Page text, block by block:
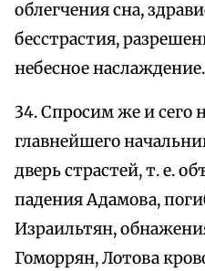
облегчения сна,
бесстрастия,
небесное наслаждение.
34. Спросим же и сего
главнейшего
дверь страстей, т. е.
падения Адамова,
Израильтян,
Гоморрян, Лотова